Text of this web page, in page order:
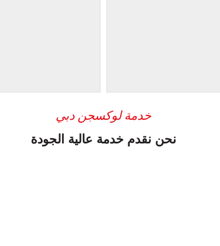
خدمة لوكسجن دبي
نحن نقدم خدمة عالية الجودة